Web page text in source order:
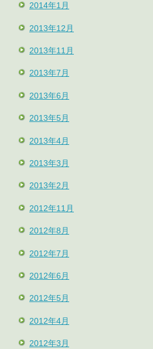
2014年1月
2013年12月
2013年11月
2013年7月
2013年6月
2013年5月
2013年4月
2013年3月
2013年2月
2012年11月
2012年8月
2012年7月
2012年6月
2012年5月
2012年4月
2012年3月